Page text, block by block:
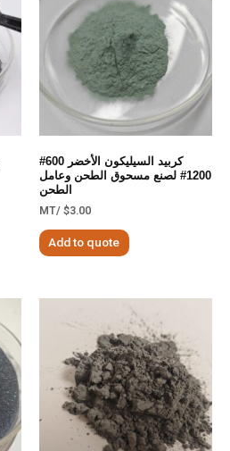
كربيد السيليكون الأخضر 600#
1200# لصنع مسحوق الطحن وعامل
الطحن
$3.00
/MT
Add to quote